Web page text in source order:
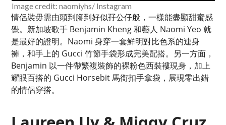
Image credit: naomiyhs/ Instagram
情侶裝毋需由頭到腳到好似孖公仔般，一樣能盡顯甜蜜感
覺。新加坡歌手 Benjamin Kheng 和藝人 Naomi Yeo 就
是最好的證明。Naomi 身穿一套鮮明對比色系的連身
褲，和手上的 Gucci 竹節手袋形成完美配搭。另一方面，
Benjamin 以一件帶繁複裝飾的裸粉色西裝褸現身，加上
耀眼百搭的 Gucci Horsebit 馬銜扣手拿袋，展現零出錯
的情侶穿搭。